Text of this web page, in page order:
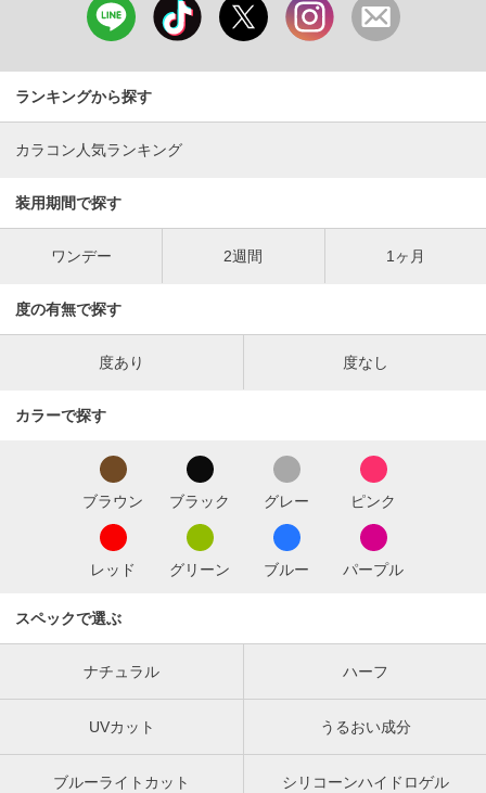
ランキングから探す
カラコン人気ランキング
装用期間で探す
ワンデー 2週間 1ヶ月
度の有無で探す
度あり 度なし
カラーで探す
ブラウン ブラック グレー ピンク
レッド グリーン ブルー パープル
スペックで選ぶ
ナチュラル ハーフ
UVカット うるおい成分
ブルーライトカット シリコーンハイドロゲル